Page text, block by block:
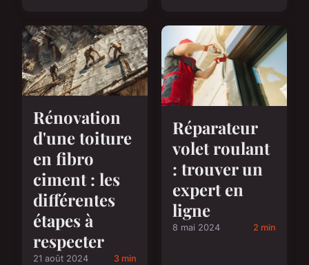
Rénovation
d'une toiture
en fibro
ciment : les
différentes
étapes à
respecter
21 août 2024 3 min
Réparateur
volet roulant
: trouver un
expert en
ligne
8 mai 2024 2 min